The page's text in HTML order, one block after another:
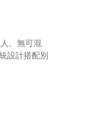
。無可混
設計搭配別